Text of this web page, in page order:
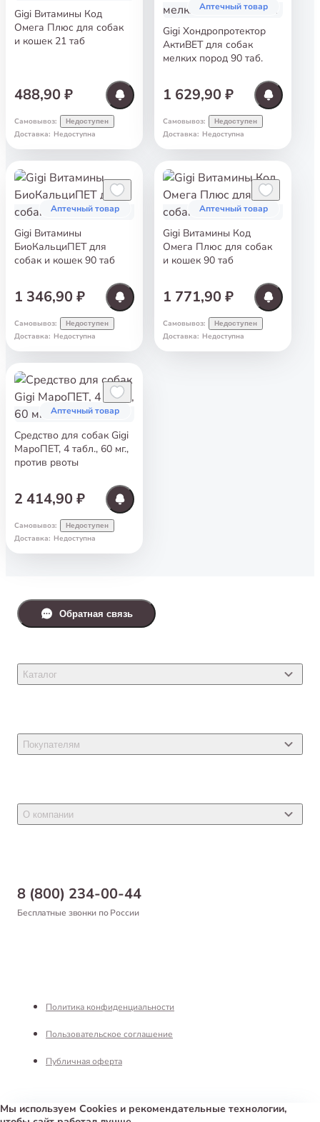
Gigi Витамины Код
Омега Плюс для собак
и кошек 21 таб
488,90 ₽
Самовывоз: Недоступен
Доставка: Недоступна
Аптечный товар
Gigi Хондропротектор
АктиВЕТ для собак
мелких пород 90 таб.
1 629,90 ₽
Самовывоз: Недоступен
Доставка: Недоступна
Аптечный товар
Gigi Витамины
БиоКальциПЕТ для
собак и кошек 90 таб
1 346,90 ₽
Самовывоз: Недоступен
Доставка: Недоступна
Аптечный товар
Gigi Витамины Код
Омега Плюс для собак
и кошек 90 таб
1 771,90 ₽
Самовывоз: Недоступен
Доставка: Недоступна
Аптечный товар
Средство для собак Gigi
МароПЕТ, 4 табл., 60 мг.,
против рвоты
2 414,90 ₽
Самовывоз: Недоступен
Доставка: Недоступна
8 (800) 234-00-44
Бесплатные звонки по России
Каталог
Товары для собак
Товары для птиц
Покупателям
Новости
Самовывоз
Оформление заказа
О компании
Благотворительный фонд
Реквизиты
Обратная связь
Политика конфиденциальности
Пользовательское соглашение
Публичная оферта
Мы используем Cookies и рекомендательные технологии,